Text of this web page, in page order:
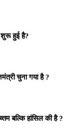
हुई है?
चुना गया है ?
बल्कि हांसिल की है ?